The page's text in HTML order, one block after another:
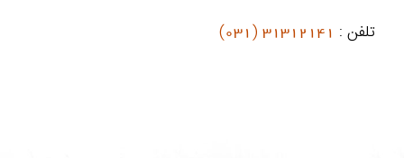
تلفن : 31312141 (031)